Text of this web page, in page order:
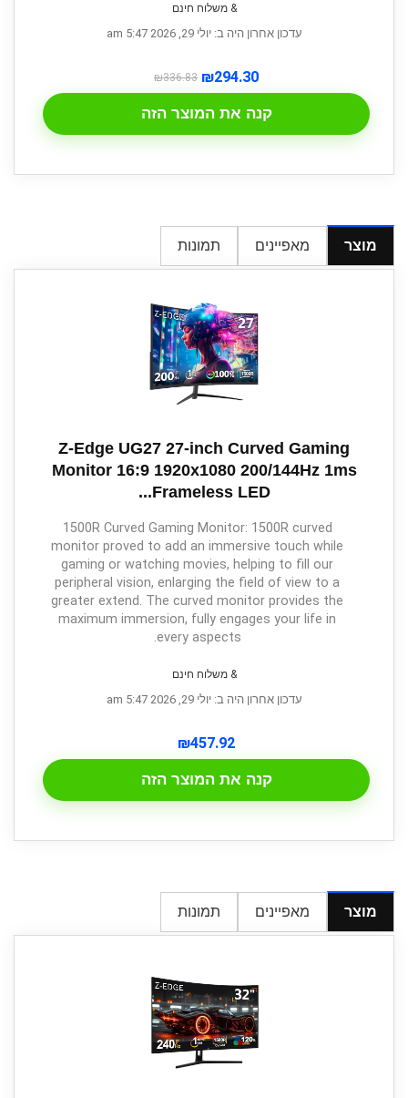
& משלוח חינם
עדכון אחרון היה ב: יולי 29, 2026 5:47 am
₪294.30
₪336.83
קנה את המוצר הזה
מוצר מאפיינים תמונות
Z-Edge UG27 27-inch Curved Gaming
Monitor 16:9 1920x1080 200/144Hz 1ms
Frameless LED...
1500R Curved Gaming Monitor: 1500R curved
monitor proved to add an immersive touch while
gaming or watching movies, helping to fill our
peripheral vision, enlarging the field of view to a
greater extend. The curved monitor provides the
maximum immersion, fully engages your life in
every aspects.
& משלוח חינם
עדכון אחרון היה ב: יולי 29, 2026 5:47 am
₪457.92
קנה את המוצר הזה
מוצר מאפיינים תמונות